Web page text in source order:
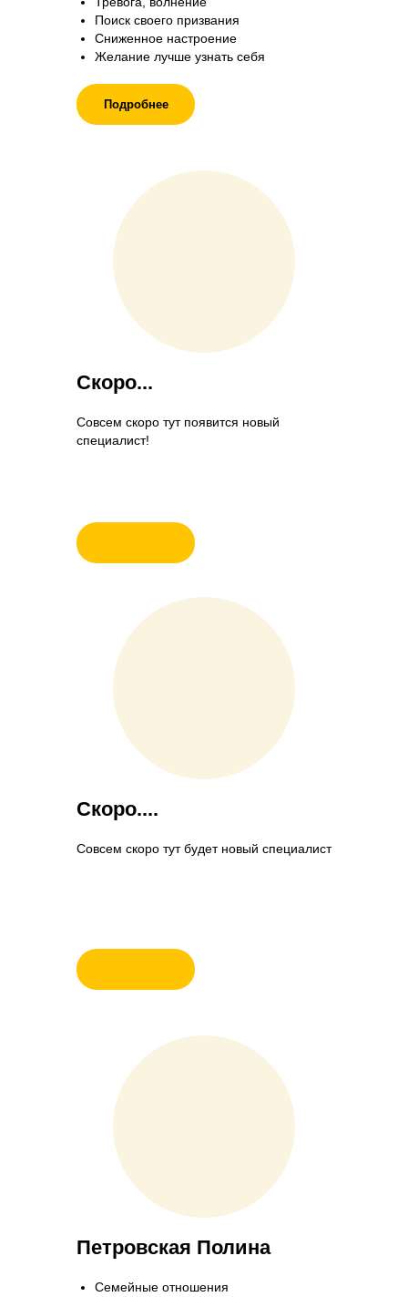
Поиск своего призвания
Сниженное настроение
Желание лучше узнать себя
Подробнее
Скоро...
Совсем скоро тут появится новый
специалист!
Скоро....
Совсем скоро тут будет новый специалист
Петровская Полина
Семейные отношения